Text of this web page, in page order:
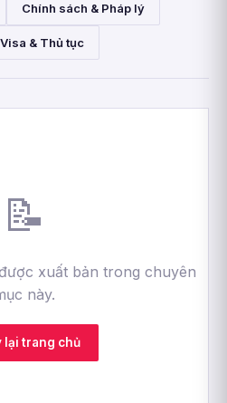
Chính sách & Pháp lý
Visa & Thủ tục
📝
xuất bản trong chuyên
này.
lại trang chủ